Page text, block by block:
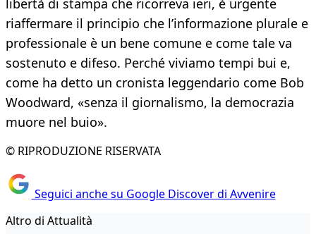
libertà di stampa che ricorreva ieri, è urgente
riaffermare il principio che l’informazione plurale e
professionale è un bene comune e come tale va
sostenuto e difeso. Perché viviamo tempi bui e,
come ha detto un cronista leggendario come Bob
Woodward, «senza il giornalismo, la democrazia
muore nel buio».
© RIPRODUZIONE RISERVATA
Seguici anche su Google Discover di Avvenire
Altro di Attualità